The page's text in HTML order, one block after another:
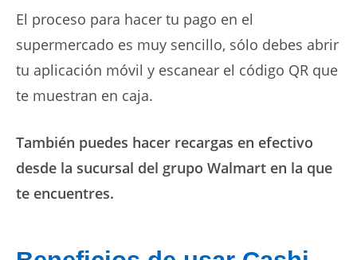
El proceso para hacer tu pago en el
supermercado es muy sencillo, sólo debes abrir
tu aplicación móvil y escanear el código QR que
te muestran en caja.
También puedes hacer recargas en efectivo
desde la sucursal del grupo Walmart en la que
te encuentres.